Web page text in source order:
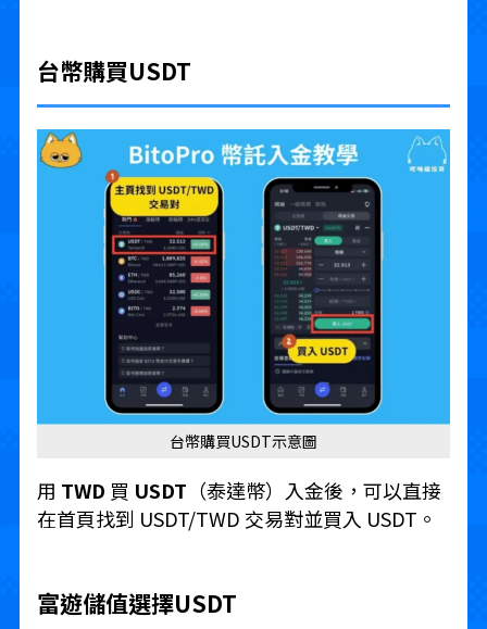
台幣購買USDT
台幣購買USDT示意圖
用 TWD 買 USDT （泰達幣）入金後，可以直接
在首頁找到 USDT/TWD 交易對並買入 USDT。
富遊儲值選擇USDT